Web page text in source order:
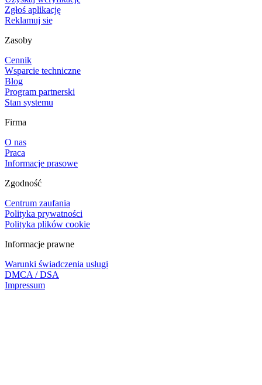
Zgłoś aplikację
Reklamuj się
Zasoby
Cennik
Wsparcie techniczne
Blog
Program partnerski
Stan systemu
Firma
O nas
Praca
Informacje prasowe
Zgodność
Centrum zaufania
Polityka prywatności
Polityka plików cookie
Informacje prawne
Warunki świadczenia usługi
DMCA / DSA
Impressum